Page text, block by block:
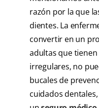
razón por la que
dientes. La
convertir en un
adultas que
irregulares, no
bucales de
cuidados